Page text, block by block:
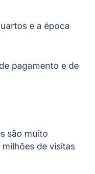
e a época
pagamento e de
são muito
de visitas